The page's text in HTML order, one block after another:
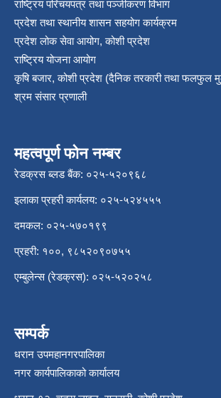
राष्ट्रिय परिचयपत्र तथा पञ्‍जीकरण विभाग
प्रदेश तथा स्थानीय शासन सहयोग कार्यक्रम
प्रदेश लोक सेवा आयोग, कोशी प्रदेश
राष्ट्रिय योजना आयोग
कृषि बजार, कोशी प्रदेश (दैनिक तरकारी तथा फलफुल
श्रम संसार प्रणाली
महत्वपूर्ण फोन नम्बर
रेडक्रस ब्लड बैंक: ०२५-५२०९६८
इलाका प्रहरी कार्यलय: ०२५-५२४५५५
दमकल: ०२५-५७०१९९
प्रहरी: १००, ९८५२०९०७५५
एम्बुलेन्स (रेडक्रस): ०२५-५२०२५८
सम्पर्क
धरान उपमहानगरपालिका
नगर कार्यपालिकाको कार्यालय